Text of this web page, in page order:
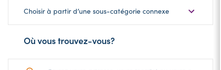
sous-
catégorie
Choisir à partir d’une sous-catégorie connexe
Où vous trouvez-vous?